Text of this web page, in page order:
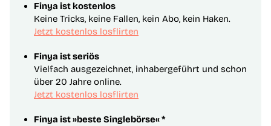
Finya ist kostenlos
Keine Tricks, keine Fallen, kein Abo, kein Haken.
Jetzt kostenlos losflirten
Finya ist seriös
Vielfach ausgezeichnet, inhabergeführt und schon
über 20 Jahre online.
Jetzt kostenlos losflirten
Finya ist »beste Singlebörse« *